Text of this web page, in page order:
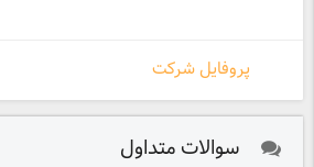
پروفایل شرکت
سوالات متداول